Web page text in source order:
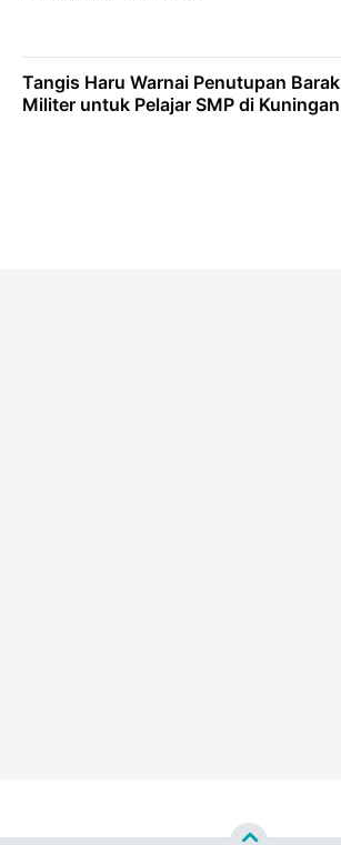
Tangis Haru Warnai Penutupan Barak
Militer untuk Pelajar SMP di Kuningan